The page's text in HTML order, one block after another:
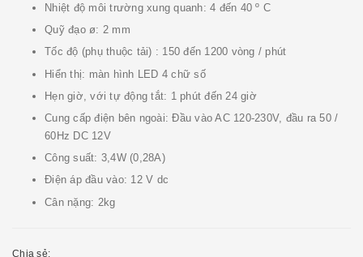
Nhiệt độ môi trường xung quanh: 4 đến 40 º C
Quỹ đạo ø: 2 mm
Tốc độ (phụ thuộc tải) : 150 đến 1200 vòng / phút
Hiển thị: màn hình LED 4 chữ số
Hẹn giờ, với tự động tắt: 1 phút đến 24 giờ
Cung cấp điện bên ngoài: Đầu vào AC 120-230V, đầu ra 50 /
60Hz DC 12V
Công suất: 3,4W (0,28A)
Điện áp đầu vào: 12 V dc
Cân nặng: 2kg
Chia sẻ: